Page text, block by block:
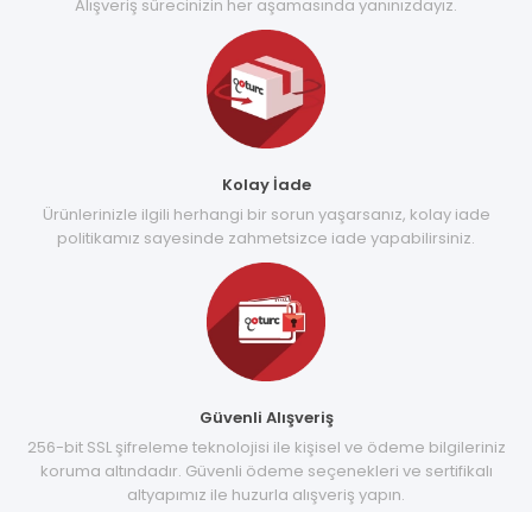
Alışveriş sürecinizin her aşamasında yanınızdayız.
Kolay İade
Ürünlerinizle ilgili herhangi bir sorun yaşarsanız, kolay iade
politikamız sayesinde zahmetsizce iade yapabilirsiniz.
Güvenli Alışveriş
256-bit SSL şifreleme teknolojisi ile kişisel ve ödeme bilgileriniz
koruma altındadır. Güvenli ödeme seçenekleri ve sertifikalı
altyapımız ile huzurla alışveriş yapın.